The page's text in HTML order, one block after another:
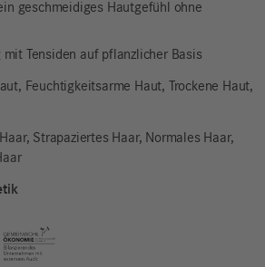
geschmeidiges Hautgefühl ohne
Tensiden auf pflanzlicher Basis
Feuchtigkeitsarme Haut, Trockene Haut,
Haar, Strapaziertes Haar, Normales Haar,